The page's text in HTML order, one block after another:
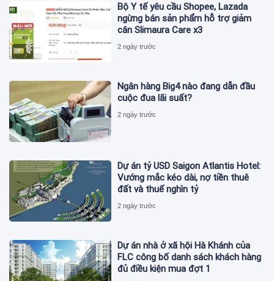
Bộ Y tế yêu cầu Shopee, Lazada
ngừng bán sản phẩm hỗ trợ giảm
cân Slimaura Care x3
2 ngày trước
Ngân hàng Big4 nào đang dẫn đầu
cuộc đua lãi suất?
2 ngày trước
Dự án tỷ USD Saigon Atlantis Hotel:
Vướng mắc kéo dài, nợ tiền thuê
đất và thuế nghìn tỷ
2 ngày trước
Dự án nhà ở xã hội Hà Khánh của
FLC công bố danh sách khách hàng
đủ điều kiện mua đợt 1